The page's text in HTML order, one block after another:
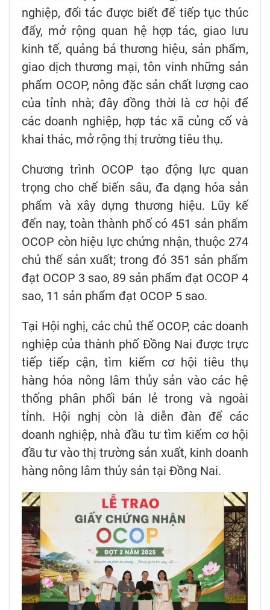
nghiệp, đối tác được biết để tiếp tục thúc
đẩy, mở rộng quan hệ hợp tác, giao lưu
kinh tế, quảng bá thương hiệu, sản phẩm,
giao dịch thương mại, tôn vinh những sản
phẩm OCOP, nông đặc sản chất lượng cao
của tỉnh nhà; đây đồng thời là cơ hội để
các doanh nghiệp, hợp tác xã củng cố và
khai thác, mở rộng thị trường tiêu thụ.
Chương trình OCOP tạo động lực quan
trọng cho chế biến sâu, đa dạng hóa sản
phẩm và xây dựng thương hiệu. Lũy kế
đến nay, toàn thành phố có 451 sản phẩm
OCOP còn hiệu lực chứng nhận, thuộc 274
chủ thể sản xuất; trong đó 351 sản phẩm
đạt OCOP 3 sao, 89 sản phẩm đạt OCOP 4
sao, 11 sản phẩm đạt OCOP 5 sao.
Tại Hội nghị, các chủ thể OCOP, các doanh
nghiệp của thành phố Đồng Nai được trực
tiếp tiếp cận, tìm kiếm cơ hội tiêu thụ
hàng hóa nông lâm thủy sản vào các hệ
thống phân phối bán lẻ trong và ngoài
tỉnh. Hội nghị còn là diễn đàn để các
doanh nghiệp, nhà đầu tư tìm kiếm cơ hội
đầu tư vào thị trường sản xuất, kinh doanh
hàng nông lâm thủy sản tại Đồng Nai.